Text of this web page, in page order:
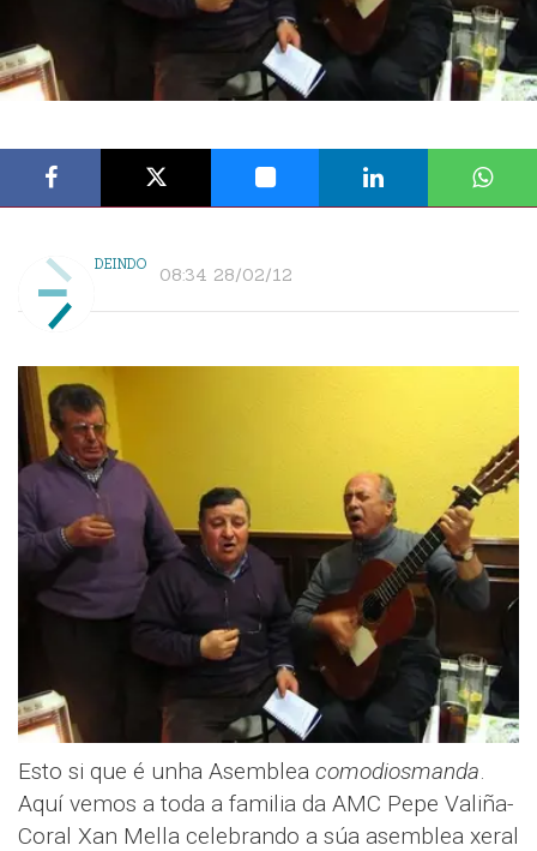
DEINDO 08:34 28/02/12
Esto si que é unha Asemblea comodiosmanda
Aquí vemos a toda a familia da AMC Pepe Valiña-
Coral Xan Mella celebrando a súa asemblea xeral